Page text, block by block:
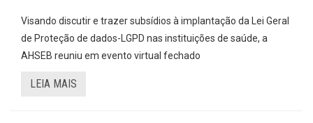
Visando discutir e trazer subsídios à implantação da Lei Geral
de Proteção de dados-LGPD nas instituições de saúde, a
AHSEB reuniu em evento virtual fechado
LEIA MAIS